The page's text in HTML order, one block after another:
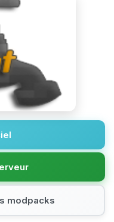
modpacks